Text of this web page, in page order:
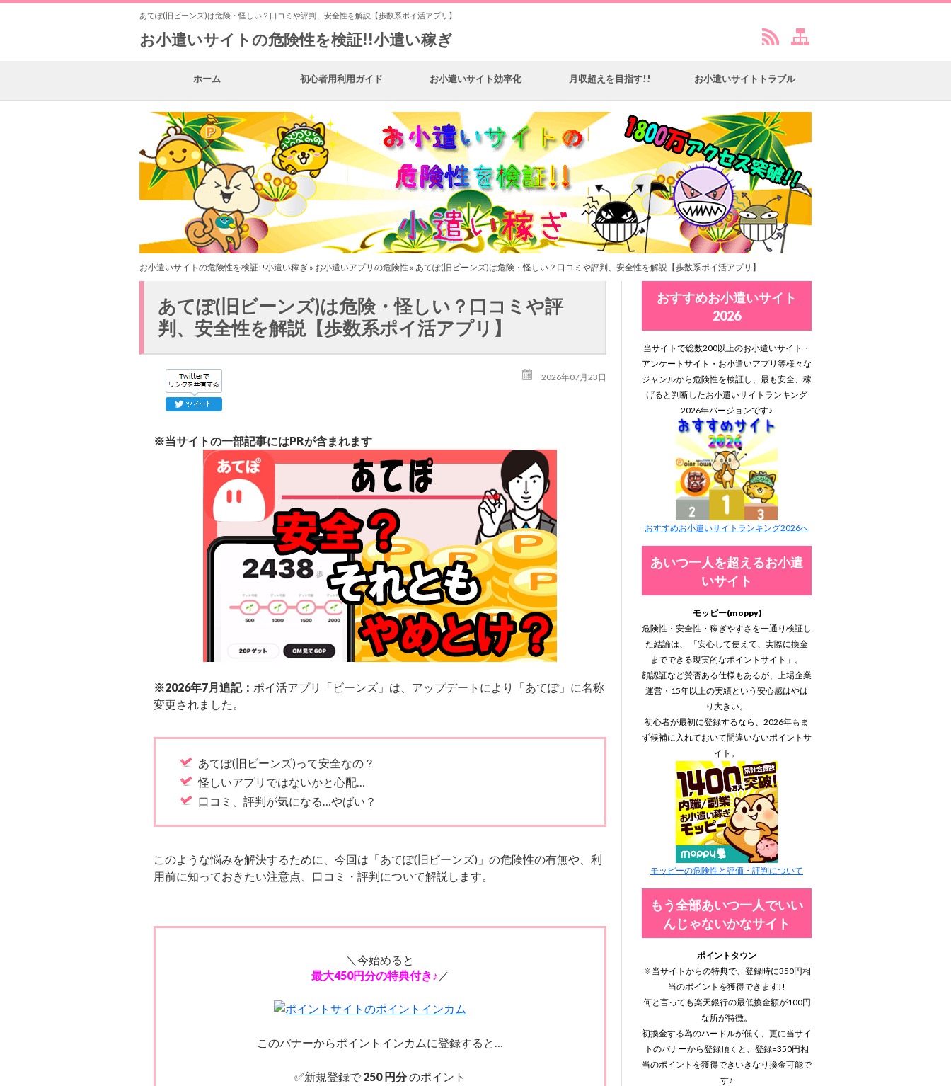
あてぽ(旧ビーンズ)は危険・怪しい？口コミや評判、安全性を解説【歩数系ポイ活アプリ】
お小遣いサイトの危険性を検証!!小遣い稼ぎ
ホーム 初心者用利用ガイド お小遣いサイト効率化 月収超えを目指す!! お小遣いサイトトラブル
お小遣いサイトの危険性を検証!!小遣い稼ぎ » お小遣いアプリの危険性 » あてぽ(旧ビーンズ)は危険・怪しい？口コミや評判、安全性を解説【歩数系ポイ活アプリ】
あてぽ(旧ビーンズ)は危険・怪しい？口コミや評
判、安全性を解説【歩数系ポイ活アプリ】
2026年07月23日
※当サイトの一部記事にはPRが含まれます
※2026年7月追記： ポイ活アプリ「ビーンズ」は、アップデートにより「あてぽ」に名称
変更されました。
あてぽ(旧ビーンズ)って安全なの？
怪しいアプリではないかと心配…
口コミ、評判が気になる…やばい？
このような悩みを解決するために、今回は「あてぽ(旧ビーンズ)」の危険性の有無や、利
用前に知っておきたい注意点、口コミ・評判について解説します。
＼今始めると
最大450円分の特典付き♪ ／
このバナーからポイントインカムに登録すると…
✅️新規登録で 250 円分のポイント
おすすめお小遣いサイト
2026
当サイトで総数200以上のお小遣いサイト・
アンケートサイト・お小遣いアプリ等様々な
ジャンルから危険性を検証し、最も安全、稼
げると判断したお小遣いサイトランキング
2026年バージョンです♪
おすすめお小遣いサイトランキング2026へ
あいつ一人を超えるお小遣
いサイト
モッピー(moppy)
危険性・安全性・稼ぎやすさを一通り検証し
た結論は、 「安心して使えて、実際に換金
までできる現実的なポイントサイト」。
顔認証など賛否ある仕様もあるが、上場企業
運営・15年以上の実績という安心感はやは
り大きい。
初心者が最初に登録するなら、2026年もま
ず候補に入れておいて間違いないポイントサ
イト。
モッピーの危険性と評価・評判について
もう全部あいつ一人でいい
んじゃないかなサイト
ポイントタウン
※当サイトからの特典で、登録時に350円相
当のポイントを獲得できます!!
何と言っても楽天銀行の最低換金額が100円
な所が特徴。
初換金する為のハードルが低く、更に当サイ
トのバナーから登録頂くと、登録=350円相
当のポイントを獲得できいきなり換金可能で
す♪